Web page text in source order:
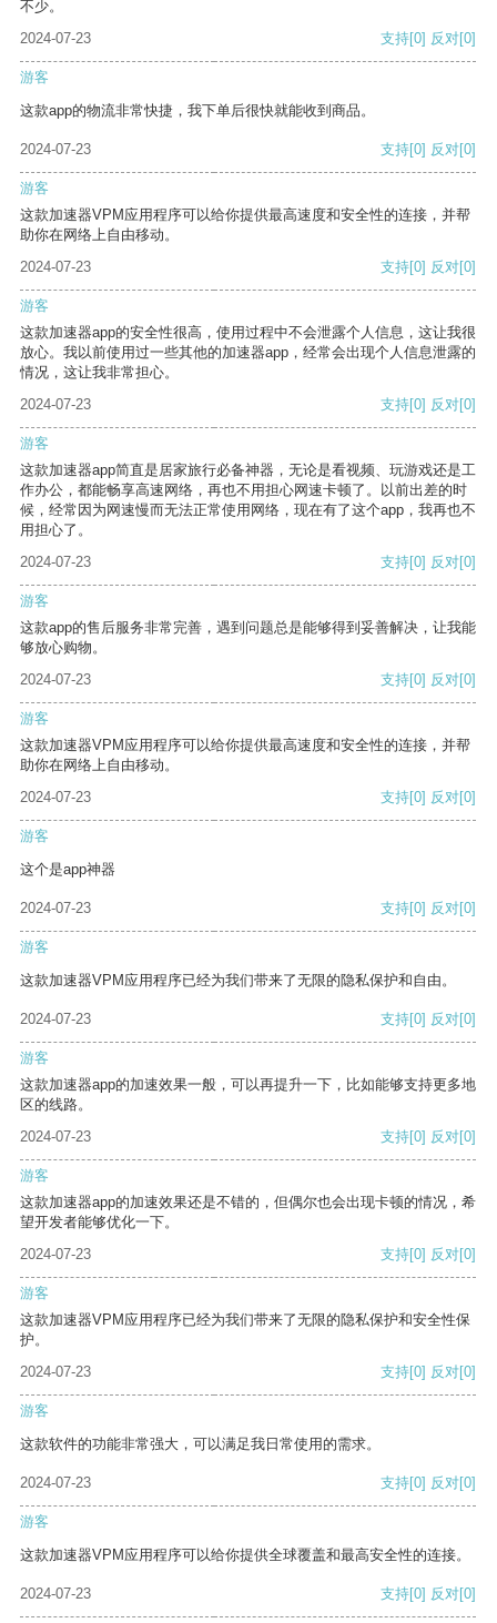
不少。
2024-07-23
支持[0] 反对[0]
游客
这款app的物流非常快捷，我下单后很快就能收到商品。
2024-07-23 支持[0] 反对[0]
游客
这款加速器VPM应用程序可以给你提供最高速度和安全性的连接，并帮
助你在网络上自由移动。
2024-07-23
支持[0] 反对[0]
游客
这款加速器app的安全性很高，使用过程中不会泄露个人信息，这让我很
放心。我以前使用过一些其他的加速器app，经常会出现个人信息泄露的
情况，这让我非常担心。
2024-07-23
支持[0] 反对[0]
游客
这款加速器app简直是居家旅行必备神器，无论是看视频、玩游戏还是工
作办公，都能畅享高速网络，再也不用担心网速卡顿了。以前出差的时
候，经常因为网速慢而无法正常使用网络，现在有了这个app，我再也不
用担心了。
2024-07-23
支持[0] 反对[0]
游客
这款app的售后服务非常完善，遇到问题总是能够得到妥善解决，让我能
够放心购物。
2024-07-23
支持[0] 反对[0]
游客
这款加速器VPM应用程序可以给你提供最高速度和安全性的连接，并帮
助你在网络上自由移动。
2024-07-23
支持[0] 反对[0]
游客
这个是app神器
2024-07-23 支持[0] 反对[0]
游客
这款加速器VPM应用程序已经为我们带来了无限的隐私保护和自由。
2024-07-23 支持[0] 反对[0]
游客
这款加速器app的加速效果一般，可以再提升一下，比如能够支持更多地
区的线路。
2024-07-23
支持[0] 反对[0]
游客
这款加速器app的加速效果还是不错的，但偶尔也会出现卡顿的情况，希
望开发者能够优化一下。
2024-07-23
支持[0] 反对[0]
游客
这款加速器VPM应用程序已经为我们带来了无限的隐私保护和安全性保
护。
2024-07-23
支持[0] 反对[0]
游客
这款软件的功能非常强大，可以满足我日常使用的需求。
2024-07-23 支持[0] 反对[0]
游客
这款加速器VPM应用程序可以给你提供全球覆盖和最高安全性的连接。
2024-07-23 支持[0] 反对[0]